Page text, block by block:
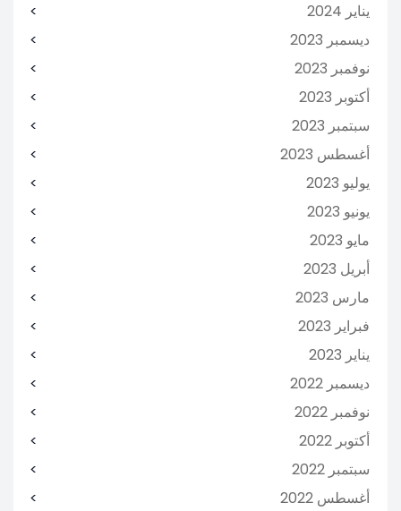
يناير 2024
ديسمبر 2023
نوفمبر 2023
أكتوبر 2023
سبتمبر 2023
أغسطس 2023
يوليو 2023
يونيو 2023
مايو 2023
أبريل 2023
مارس 2023
فبراير 2023
يناير 2023
ديسمبر 2022
نوفمبر 2022
أكتوبر 2022
سبتمبر 2022
أغسطس 2022